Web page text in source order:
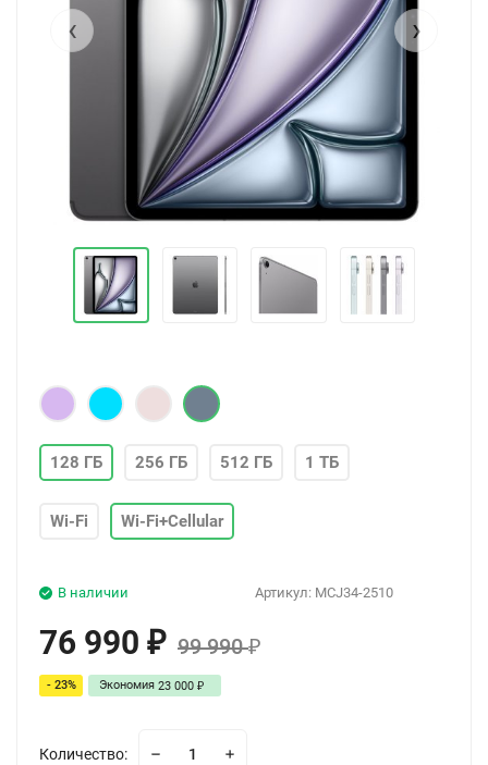
‹ ›
128 ГБ 256 ГБ 512 ГБ 1 ТБ
Wi-Fi Wi-Fi+Cellular
Артикул: MCJ34-2510
В наличии
76 990 ₽ 99 990₽
- 23% Экономия 23 000 ₽
Количество: